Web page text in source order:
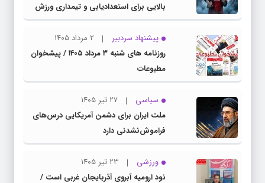
بالایی برای استعدادیابی و تیمداری ورزش
بانوان دارد
پیشنهاد سردبیر
۲ مرداد ۱۴۰۵
روزنامه های شنبه ۳ مرداد ۱۴۰۵ / پیشخوان
مطبوعات
سیاسی
۲۷ تیر ۱۴۰۵
ملت ایران برای دشمن آمریکایی درس‌های
فراموش‌نشدنی دارد
ورزشی
۲۳ تیر ۱۴۰۵
نود ارومیه آبروی آذربایجان غربی است /